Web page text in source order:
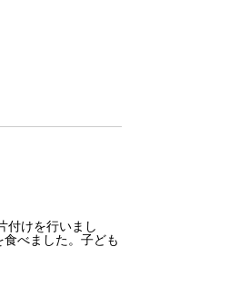
付けを行いまし
べました。子ども